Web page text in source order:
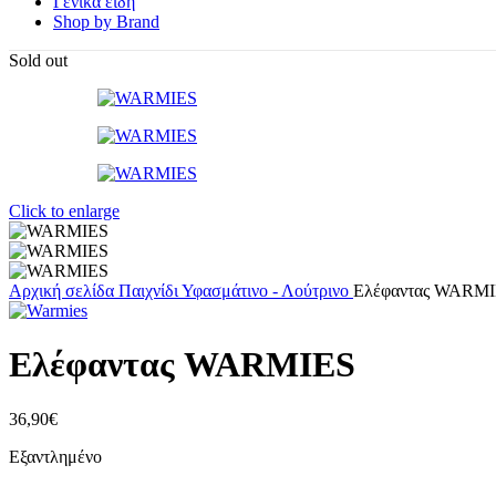
Shop by Brand
Sold out
Click to enlarge
Αρχική σελίδα Παιχνίδι Υφασμάτινο - Λούτρινο Ελέφαντας
Ελέφαντας WARMIES
36,90€
Εξαντλημένο